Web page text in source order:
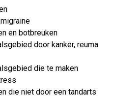
en botbreuken
door kanker, reuma
die te maken
die niet door een tandarts